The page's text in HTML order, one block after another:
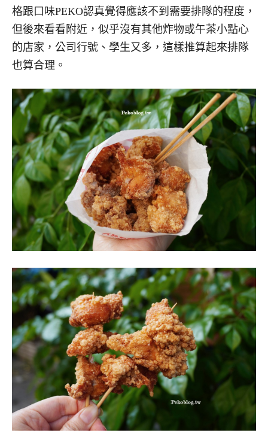
格跟口味PEKO認真覺得應該不到需要排隊的程度，
但後來看看附近，似乎沒有其他炸物或午茶小點心
的店家，公司行號、學生又多，這樣推算起來排隊
也算合理。